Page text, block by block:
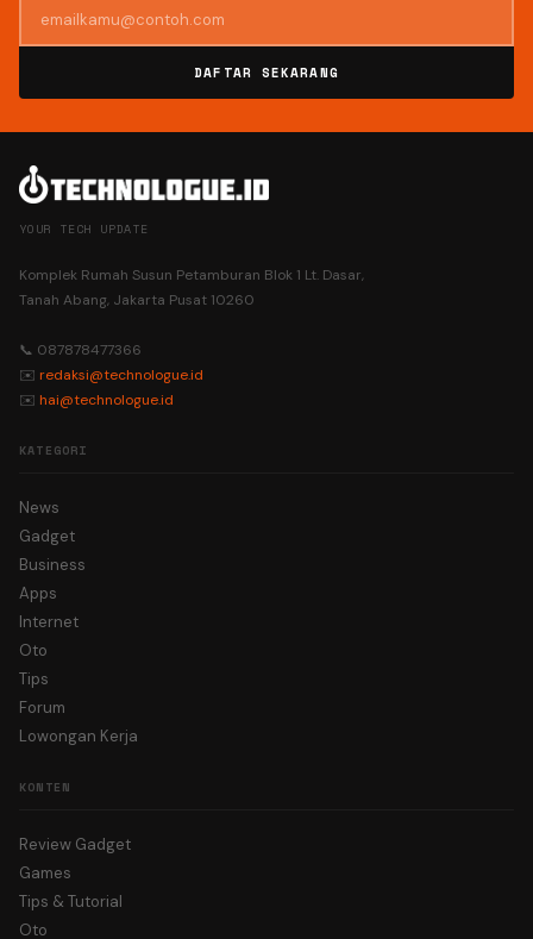
DAFTAR SEKARANG
YOUR TECH UPDATE
Komplek Rumah Susun Petamburan Blok 1 Lt. Dasar,
Tanah Abang, Jakarta Pusat 10260
📞 087878477366
✉️ redaksi@technologue.id
✉️ hai@technologue.id
KATEGORI
News
Gadget
Business
Apps
Internet
Oto
Tips
Forum
Lowongan Kerja
KONTEN
Review Gadget
Games
Tips & Tutorial
Oto